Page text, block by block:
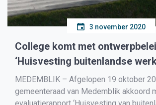
3 november 2020
College komt met
‘Huisvesting buitenlandse
gemeente Medemblik’
MEDEMBLIK – Afgelopen 19 oktober
gemeenteraad van Medemblik akkoord